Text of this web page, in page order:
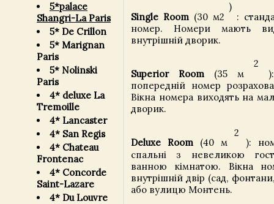
5*palace
Shangri-La Paris
5* De Crillon
5* Marignan
Paris
5* Nolinski
Paris
4* deluxe La
Tremoille
4* Lancaster
4* San Regis
4* Chateau
Frontenac
4* Concorde
Saint-Lazare
4* Du Louvre
Single Room(30 м2
)
:
номер. Номери мають
внутрішній дворик.
Superior Room (35 м
2
):
попередній номер
Вікна номера виходять на
дворик.
Deluxe Room (40 м
2
):
спальні з невеликою
ванною кімнатою. Вікна
внутрішній двір (сад,
або вулицю Монтень.